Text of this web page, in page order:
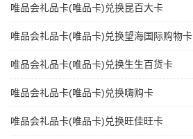
唯品会礼品卡(唯品卡)兑换昆百大卡
唯品会礼品卡(唯品卡)兑换望海国际购物卡
唯品会礼品卡(唯品卡)兑换生生百货卡
唯品会礼品卡(唯品卡)兑换嗨购卡
唯品会礼品卡(唯品卡)兑换旺佳旺卡